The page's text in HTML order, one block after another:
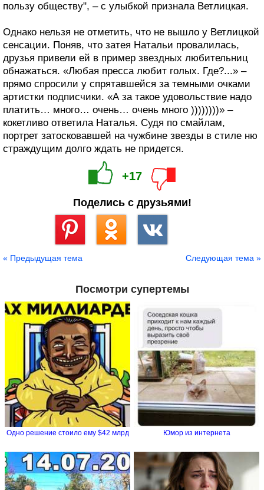
пользу обществу", – с улыбкой признала Ветлицкая.
Однако нельзя не отметить, что не вышло у Ветлицкой
сенсации. Поняв, что затея Натальи провалилась,
друзья привели ей в пример звездных любительниц
обнажаться. «Любая пресса любит голых. Где?...» –
прямо спросили у спрятавшейся за темными очками
артистки подписчики. «А за такое удовольствие надо
платить… много… очень… очень много ))))))))» –
кокетливо ответила Наталья. Судя по смайлам,
портрет затосковавшей на чужбине звезды в стиле ню
страждущим долго ждать не придется.
+17
Поделись с друзьями!
« Предыдущая тема Следующая тема »
Посмотри супертемы
Одно решение стоило ему $42 млрд Юмор из интернета